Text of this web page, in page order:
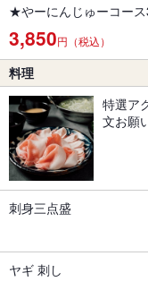
★やーにんじゅーコー
3,850円（税込）
料理
特選ア
文お願
刺身三点盛
ヤギ 刺し